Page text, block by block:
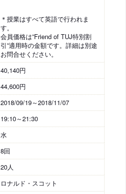
＊授業はすべて英語で行われま
す。
会員価格は”Friend of TUJ特別割
引”適用時の金額です。詳細は別途
お問合せください。
40,140円
44,600円
2018/09/19～2018/11/07
19:10～21:30
水
8回
20人
ロナルド・スコット